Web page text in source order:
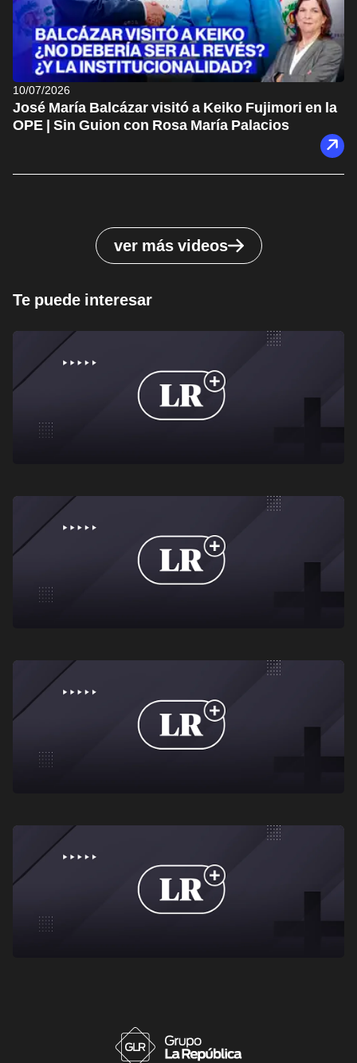
10/07/2026
José María Balcázar visitó a Keiko Fujimori en la
OPE | Sin Guion con Rosa María Palacios
ver más videos
Te puede interesar